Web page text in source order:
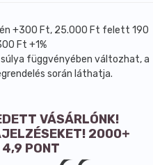
intenzív, tartós
hajszála 100%-os
védelmével és
Az extra tápláló
és kondícionáló
és selymesen puha
a szín
és védik a
+300 Ft, 25.000 Ft felett 190
Ft +1%
függvényében változhat, a
során láthatja.
VÁSÁRLÓNK!
2000+
4,9 PONT